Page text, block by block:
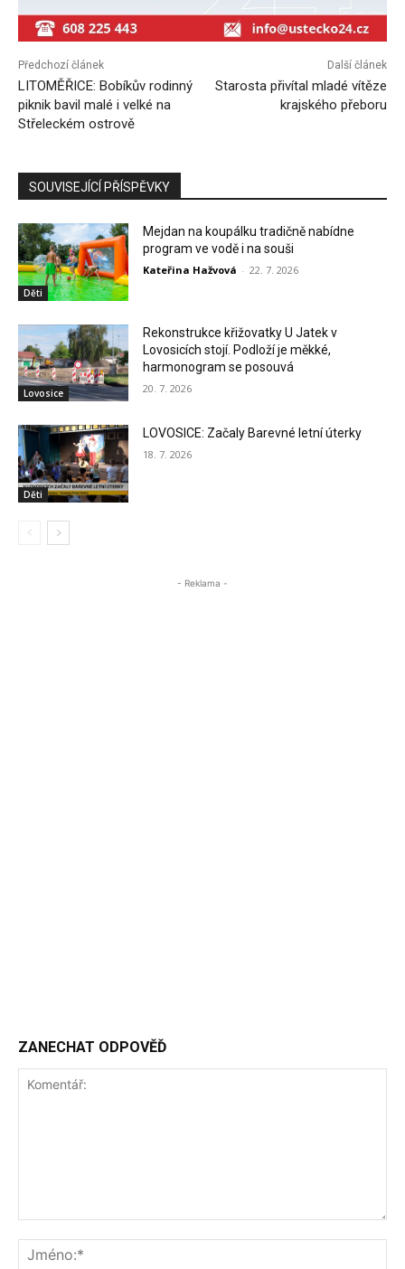
Předchozí článek
LITOMĚŘICE: Bobíkův rodinný
piknik bavil malé i velké na
Střeleckém ostrově
Další článek
Starosta přivítal mladé vítěze
krajského přeboru
SOUVISEJÍCÍ PŘÍSPĚVKY
Děti
Mejdan na koupálku tradičně nabídne
program ve vodě i na souši
Kateřina Hažvová - 22. 7. 2026
Lovosice
Rekonstrukce křižovatky U Jatek v
Lovosicích stojí. Podloží je měkké,
harmonogram se posouvá
20. 7. 2026
Děti
LOVOSICE: Začaly Barevné letní úterky
18. 7. 2026
- Reklama -
ZANECHAT ODPOVĚĎ